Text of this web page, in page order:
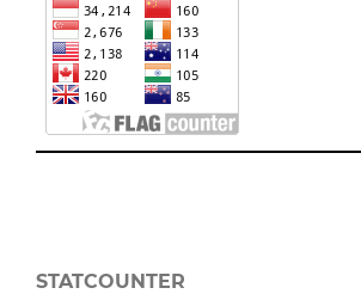
STATCOUNTER